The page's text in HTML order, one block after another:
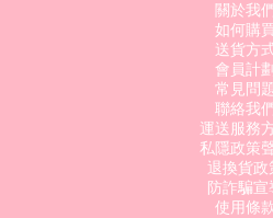
關於我
如何購
送貨方
會員計劃
常見問題
聯絡我
運送服務
私隱政策
退換貨政
防詐騙宣
使用條